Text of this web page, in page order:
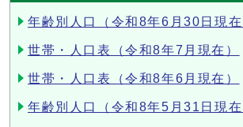
年齢別人口（令和8年6月30日現在
世帯・人口表（令和8年7月現在）
世帯・人口表（令和8年6月現在）
年齢別人口（令和8年5月31日現在